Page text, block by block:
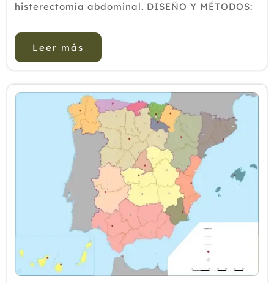
histerectomía abdominal. DISEÑO Y MÉTODOS:
en la unidad ...
Leer más